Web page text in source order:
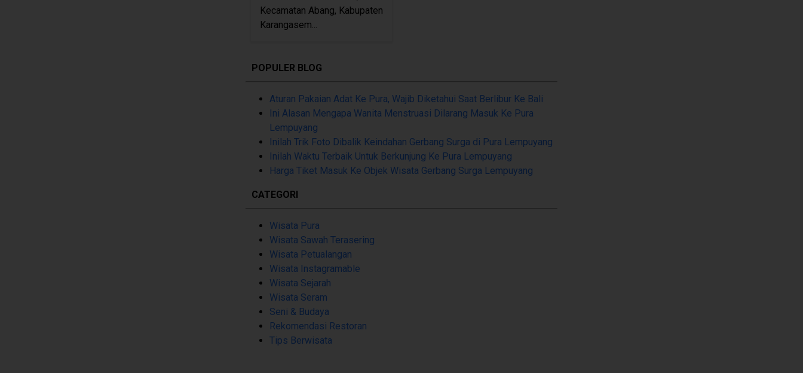
Kecamatan Abang, Kabupaten
Karangasem...
POPULER BLOG
Aturan Pakaian Adat Ke Pura, Wajib Diketahui Saat Berlibur Ke Bali
Ini Alasan Mengapa Wanita Menstruasi Dilarang Masuk Ke Pura
Lempuyang
Inilah Trik Foto Dibalik Keindahan Gerbang Surga di Pura Lempuyang
Inilah Waktu Terbaik Untuk Berkunjung Ke Pura Lempuyang
Harga Tiket Masuk Ke Objek Wisata Gerbang Surga Lempuyang
CATEGORI
Wisata Pura
Wisata Sawah Terasering
Wisata Petualangan
Wisata Instagramable
Wisata Sejarah
Wisata Seram
Seni & Budaya
Rekomendasi Restoran
Tips Berwisata